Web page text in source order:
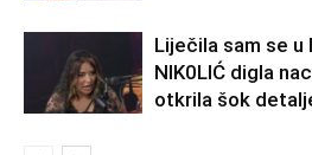
Liječila sam se u
NlK0LlĆ digla
otkrila šok